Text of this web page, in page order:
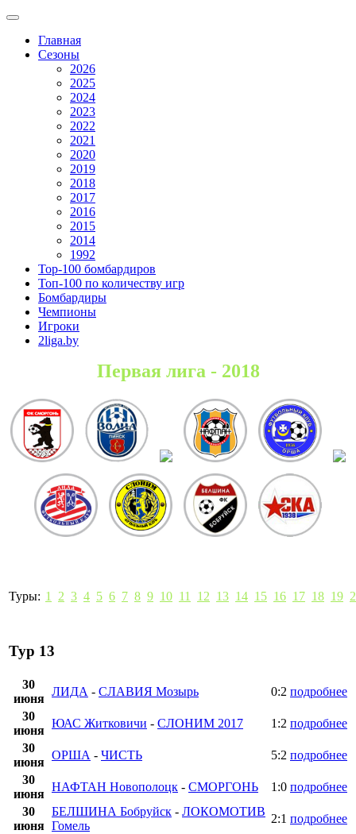
Главная
Сезоны
2026
2025
2024
2023
2022
2021
2020
2019
2018
2017
2016
2015
2014
1992
Top-100 бомбардиров
Топ-100 по количеству игр
Бомбардиры
Чемпионы
Игроки
2liga.by
Первая лига - 2018
Туры: 1 2 3 4 5 6 7 8 9 10 11 12 13 14 15 16 17 18 19
Тур 13
30
июня
ЛИДА - СЛАВИЯ Мозырь 0:2 подробнее
30
июня
ЮАС Житковичи - СЛОНИМ 2017 1:2 подробнее
30
июня
ОРША - ЧИСТЬ 5:2 подробнее
30
июня
НАФТАН Новополоцк - СМОРГОНЬ 1:0 подробнее
30
июня
БЕЛШИНА Бобруйск - ЛОКОМОТИВ
Гомель
2:1 подробнее